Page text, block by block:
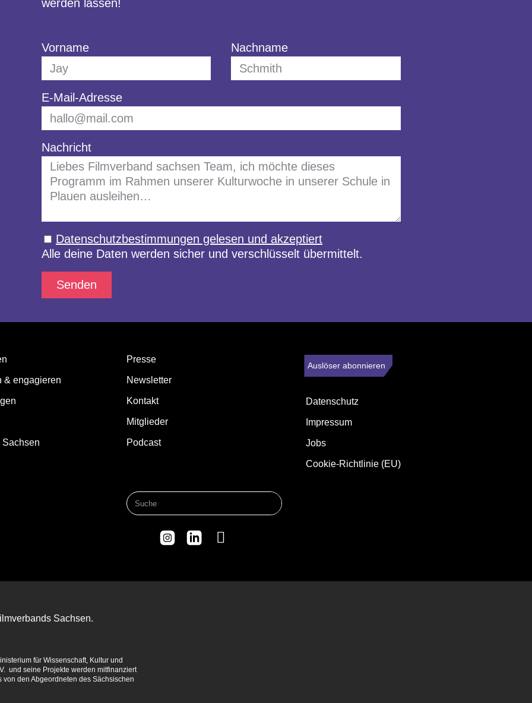
werden lassen!
Vorname Nachname
E-Mail-Adresse
Nachricht
Datenschutzbestimmungen gelesen und akzeptiert
Alle deine Daten werden sicher und verschlüsselt übermittelt.
Senden
& engagieren
Presse
Newsletter
Kontakt
Mitglieder
Podcast
Auslöser abonnieren
Datenschutz
Impressum
Jobs
Cookie-Richtlinie (EU)
Sachsen.
für Wissenschaft, Kultur und
und seine Projekte werden mitfinanziert
den Abgeordneten des Sächsischen